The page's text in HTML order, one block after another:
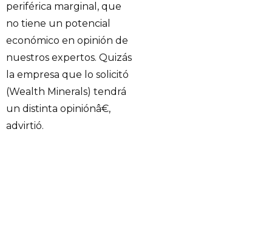
periférica marginal, que
no tiene un potencial
económico en opinión de
nuestros expertos. Quizás
la empresa que lo solicitó
(Wealth Minerals) tendrá
un distinta opiniónâ€,
advirtió.